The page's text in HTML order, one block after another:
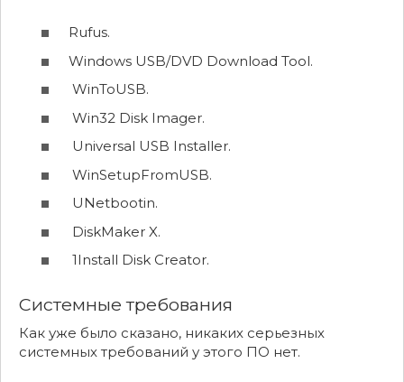
Rufus.
Windows USB/DVD Download Tool.
WinToUSB.
Win32 Disk Imager.
Universal USB Installer.
WinSetupFromUSB.
UNetbootin.
DiskMaker X.
1Install Disk Creator.
Системные требования
Как уже было сказано, никаких серьезных
системных требований у этого ПО нет.